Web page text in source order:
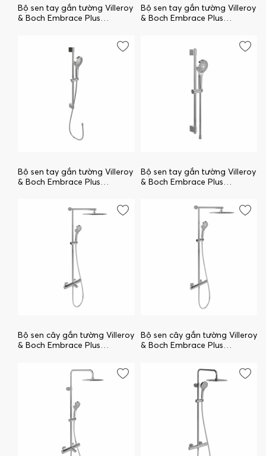
Bộ sen tay gắn tường Villeroy
& Boch Embrace Plus
Bộ sen tay gắn tường Villeroy
& Boch Embrace Plus
Bộ sen tay gắn tường Villeroy
& Boch Embrace Plus
Bộ sen tay gắn tường Villeroy
& Boch Embrace Plus
Bộ sen cây gắn tường Villeroy
& Boch Embrace Plus
Bộ sen cây gắn tường Villeroy
& Boch Embrace Plus